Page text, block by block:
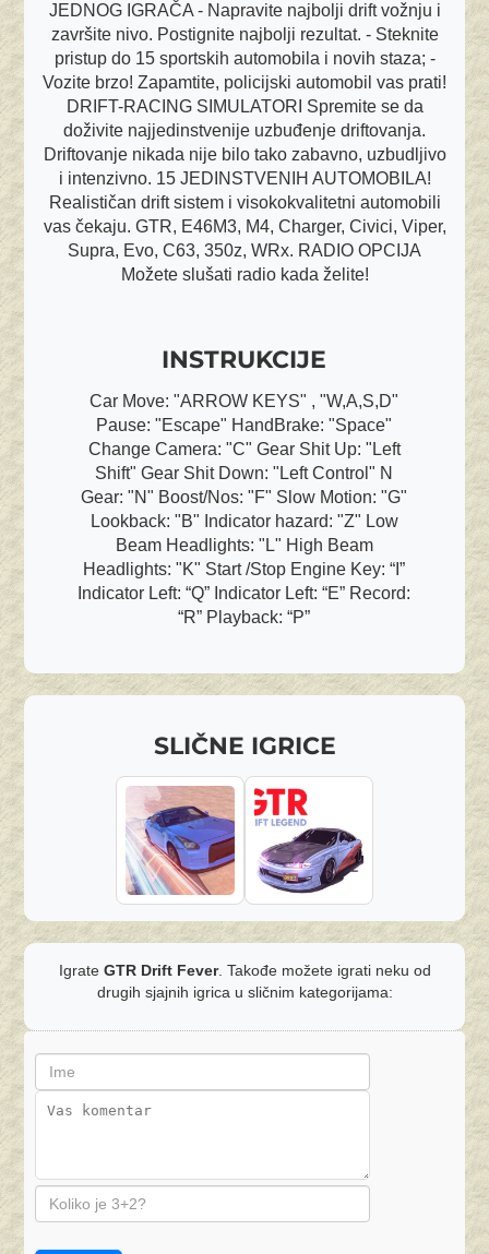
JEDNOG IGRAČA - Napravite najbolji drift vožnju i
završite nivo. Postignite najbolji rezultat. - Steknite
pristup do 15 sportskih automobila i novih staza; -
Vozite brzo! Zapamtite, policijski automobil vas prati!
DRIFT-RACING SIMULATORI Spremite se da
doživite najjedinstvenije uzbuđenje driftovanja.
Driftovanje nikada nije bilo tako zabavno, uzbudljivo
i intenzivno. 15 JEDINSTVENIH AUTOMOBILA!
Realističan drift sistem i visokokvalitetni automobili
vas čekaju. GTR, E46M3, M4, Charger, Civici, Viper,
Supra, Evo, C63, 350z, WRx. RADIO OPCIJA
Možete slušati radio kada želite!
INSTRUKCIJE
Car Move: "ARROW KEYS" , "W,A,S,D"
Pause: "Escape" HandBrake: "Space"
Change Camera: "C" Gear Shit Up: "Left
Shift" Gear Shit Down: "Left Control" N
Gear: "N" Boost/Nos: "F" Slow Motion: "G"
Lookback: "B" Indicator hazard: "Z" Low
Beam Headlights: "L" High Beam
Headlights: "K" Start /Stop Engine Key: “I”
Indicator Left: “Q” Indicator Left: “E” Record:
“R” Playback: “P”
SLIČNE IGRICE
Igrate GTR Drift Fever. Takođe možete igrati neku od
drugih sjajnih igrica u sličnim kategorijama: